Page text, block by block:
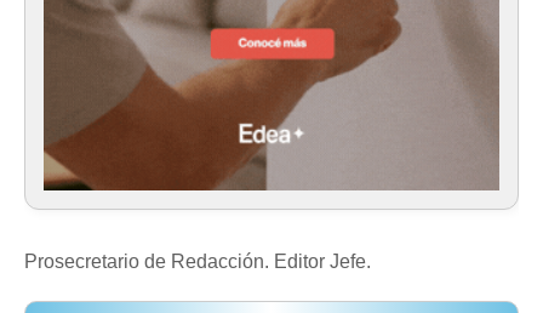
Prosecretario de Redacción. Editor Jefe.